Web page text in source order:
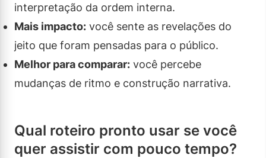
interpretação da ordem interna.
Mais impacto: você sente as revelações do
jeito que foram pensadas para o público.
Melhor para comparar: você percebe
mudanças de ritmo e construção narrativa.
Qual roteiro pronto usar se você
quer assistir com pouco tempo?